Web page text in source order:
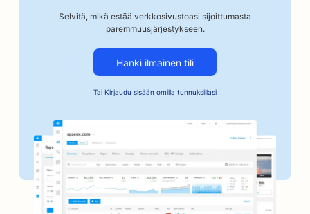
SEO artesaanikahvipaahtimoille
SEO autoteollisuuden yrityksille
SEO leipomoille
SEO parturi-kampaamoille
SEO pankeille
SEO kirjakaupoille
SEO for BBQ Joints
Selvitä, mikä estää verkkosivustoasi sijoittumasta
paremmuusjärjestykseen.
Hanki ilmainen tili
Tai Kirjaudu sisään omilla tunnuksillasi